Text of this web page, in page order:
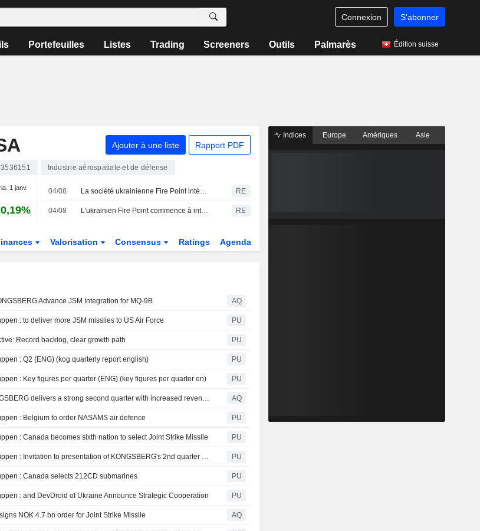
Connexion S'abonner
Portefeuilles Listes Trading Screeners Outils Palmarès Édition suisse
Ajouter à une liste Rapport PDF
Industrie aérospatiale et de défense
1 janv. 04/08 La société ukrainienne Fire Point intègre des technologies européennes dans son système de défense antimissile RE
04/08 L'ukrainien Fire Point commence à intégrer des technologies européennes à son système de défense antimissile RE
Valorisation Consensus Ratings Agenda
Advance JSM Integration for MQ-9B AQ
: to deliver more JSM missiles to US Air Force PU
Record backlog, clear growth path PU
: Q2 (ENG) (kog quarterly report english) PU
: Key figures per quarter (ENG) (key figures per quarter en) PU
Q2 2026: KONGSBERG delivers a strong second quarter with increased revenue and solid profitability AQ
: Belgium to order NASAMS air defence PU
: Canada becomes sixth nation to select Joint Strike Missile PU
Kongsberg Gruppen : Invitation to presentation of KONGSBERG's 2nd quarter and first half year 2026 financial results PU
: Canada selects 212CD submarines PU
: and DevDroid of Ukraine Announce Strategic Cooperation PU
NOK 4.7 bn order for Joint Strike Missile AQ
Indices Europe Amériques Asie